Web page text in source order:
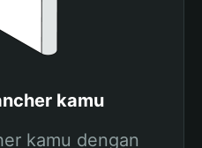
kamu
kamu dengan